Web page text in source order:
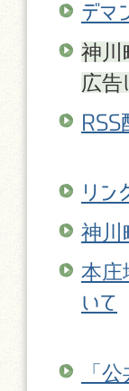
デマ
神川
広告
RSS
リン
神川
本庄
いて
「